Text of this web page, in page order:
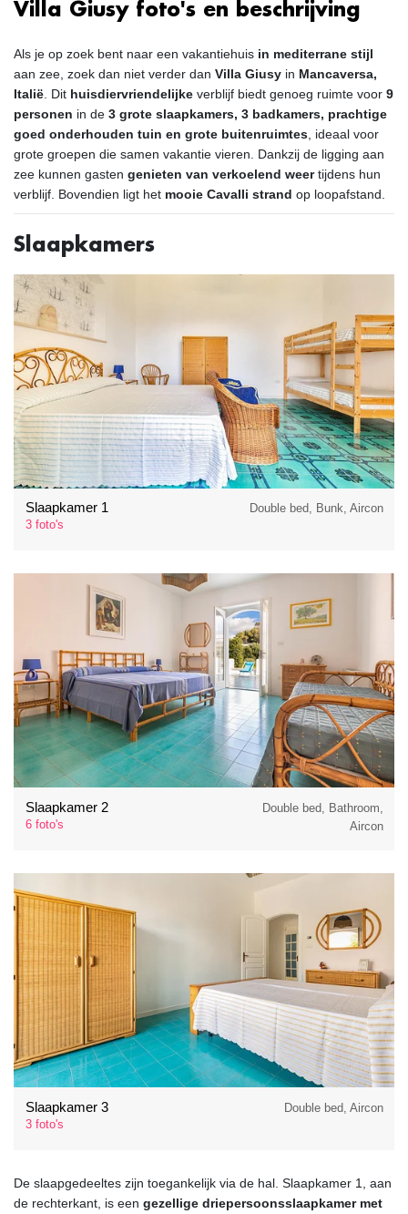
Villa Giusy foto's en beschrijving
Als je op zoek bent naar een vakantiehuis in mediterrane stijl
aan zee, zoek dan niet verder dan Villa Giusy in Mancaversa,
Italië . Dit huisdiervriendelijke verblijf biedt genoeg ruimte voor 9
personen in de 3 grote slaapkamers, 3 badkamers, prachtige
goed onderhouden tuin en grote buitenruimtes , ideaal voor
grote groepen die samen vakantie vieren. Dankzij de ligging aan
zee kunnen gasten genieten van verkoelend weertijdens hun
verblijf. Bovendien ligt het mooie Cavalli strand op loopafstand.
Slaapkamers
Slaapkamer 1
3 foto's
Double bed, Bunk, Aircon
Slaapkamer 2
6 foto's
Double bed, Bathroom,
Aircon
Slaapkamer 3
3 foto's
Double bed, Aircon
De slaapgedeeltes zijn toegankelijk via de hal. Slaapkamer 1, aan
de rechterkant, is een gezellige driepersoonsslaapkamer met